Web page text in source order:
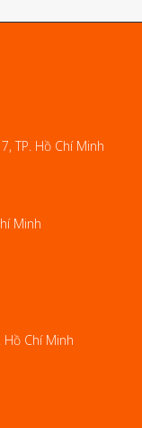
TP. Hồ Chí Minh
Minh
Hồ Chí Minh